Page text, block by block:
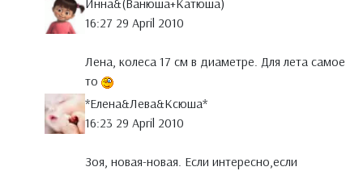
Инна&(Ванюша+Катюша)
16:27 29 April 2010
Лена, колеса 17 см в диаметре. Для лета самое
то
*Елена&Лева&Ксюша*
16:23 29 April 2010
Зоя, новая-новая. Если интересно,если